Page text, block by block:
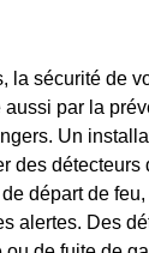
la sécurité de
par la
Un
des détecteurs
départ de
alertes. Des